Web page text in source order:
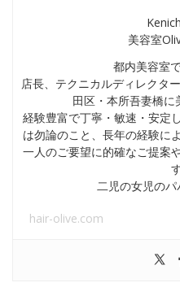
美容室
都内美容室
店長、テクニカルディレクタ
田区・本所吾妻橋
経験豊富で丁寧・敏速・安定
は勿論のこと、長年の経験に
一人のご要望に的確なご提案
二児の女児のパ
hair-olive.com